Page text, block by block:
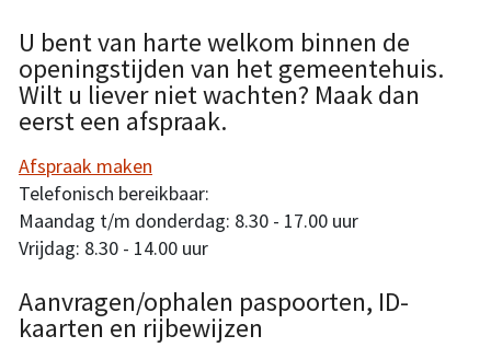
U bent van harte welkom binnen de
openingstijden van het gemeentehuis.
Wilt u liever niet wachten? Maak dan
eerst een afspraak.
Afspraak maken
Telefonisch bereikbaar:
Maandag t/m donderdag: 8.30 - 17.00 uur
Vrijdag: 8.30 - 14.00 uur
Aanvragen/ophalen paspoorten, ID-
kaarten en rijbewijzen